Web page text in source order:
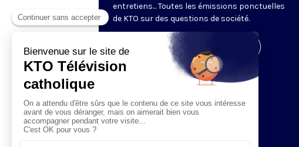
entretiens... Toutes les émissions ponctuelles
de KTO sur des questions de société.
Visiter la page de l'émission